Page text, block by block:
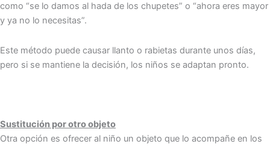
como “se lo damos al hada de los chupetes” o “ahora eres mayor
y ya no lo necesitas”.
Este método puede causar llanto o rabietas durante unos días,
pero si se mantiene la decisión, los niños se adaptan pronto.
Sustitución por otro objeto
Otra opción es ofrecer al niño un objeto que lo acompañe en los